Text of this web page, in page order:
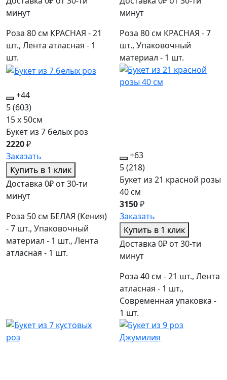
минут
Роза 80 см КРАСНАЯ - 21
шт., Лента атласная - 1
шт.
минут
Роза 80 см КРАСНАЯ - 7
шт., Упаковочный
материал - 1 шт.
+44
5(603)
15 x 50см
Букет из 7 белых роз
2220₽
Заказать
Купить в 1 клик
Доставка 0₽ от 30-ти
минут
Роза 50 см БЕЛАЯ (Кения)
- 7 шт., Упаковочный
материал - 1 шт., Лента
атласная - 1 шт.
+63
5(218)
Букет из 21 красной розы
40 см
3150₽
Заказать
Купить в 1 клик
Доставка 0₽ от 30-ти
минут
Роза 40 см - 21 шт., Лента
атласная - 1 шт.,
Современная упаковка -
1 шт.